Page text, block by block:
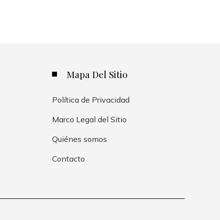
Mapa Del Sitio
Política de Privacidad
Marco Legal del Sitio
Quiénes somos
Contacto